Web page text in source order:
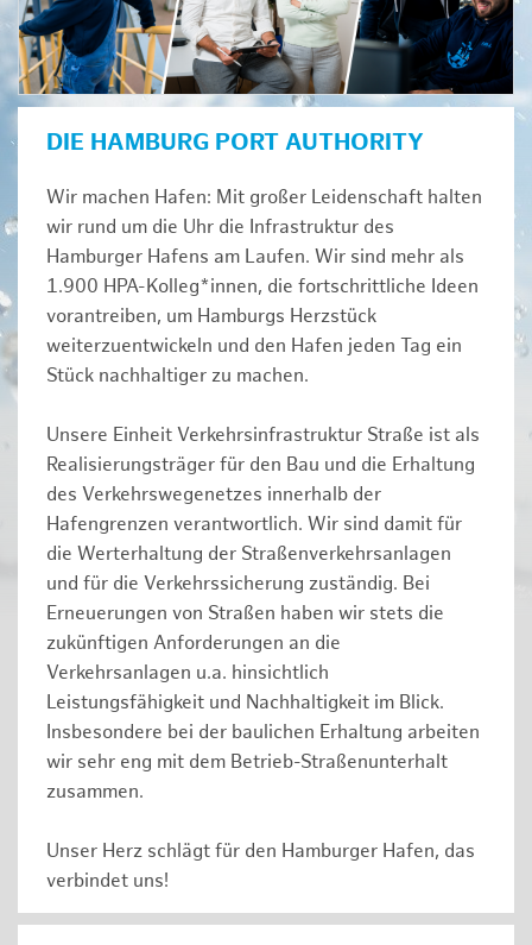
DIE HAMBURG PORT AUTHORITY
Wir machen Hafen: Mit großer Leidenschaft halten
wir rund um die Uhr die Infrastruktur des
Hamburger Hafens am Laufen. Wir sind mehr als
1.900 HPA-Kolleg*innen, die fortschrittliche Ideen
vorantreiben, um Hamburgs Herzstück
weiterzuentwickeln und den Hafen jeden Tag ein
Stück nachhaltiger zu machen.
Unsere Einheit Verkehrsinfrastruktur Straße ist als
Realisierungsträger für den Bau und die Erhaltung
des Verkehrswegenetzes innerhalb der
Hafengrenzen verantwortlich. Wir sind damit für
die Werterhaltung der Straßenverkehrsanlagen
und für die Verkehrssicherung zuständig. Bei
Erneuerungen von Straßen haben wir stets die
zukünftigen Anforderungen an die
Verkehrsanlagen u.a. hinsichtlich
Leistungsfähigkeit und Nachhaltigkeit im Blick.
Insbesondere bei der baulichen Erhaltung arbeiten
wir sehr eng mit dem Betrieb-Straßenunterhalt
zusammen.
Unser Herz schlägt für den Hamburger Hafen, das
verbindet uns!